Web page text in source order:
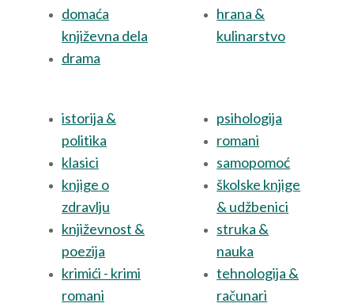
domaća
književna dela
drama
hrana &
kulinarstvo
istorija &
politika
klasici
knjige o
zdravlju
književnost &
poezija
krimići - krimi
romani
psihologija
romani
samopomoć
školske knjige
& udžbenici
struka &
nauka
tehnologija &
računari